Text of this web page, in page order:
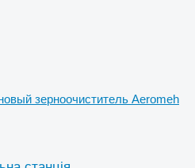
зерноочиститель Aeromeh